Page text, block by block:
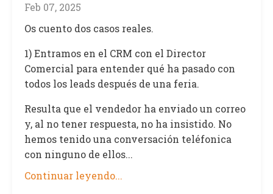
Feb 07, 2025
Os cuento dos casos reales.
1) Entramos en el CRM con el Director
Comercial para entender qué ha pasado con
todos los leads después de una feria.
Resulta que el vendedor ha enviado un correo
y, al no tener respuesta, no ha insistido. No
hemos tenido una conversación teléfonica
con ninguno de ellos...
Continuar leyendo...